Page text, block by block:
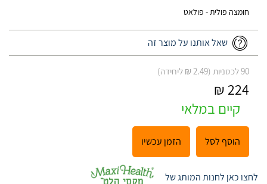
חומצה פולית - פולאט
שאל אותנו על מוצר זה
90 לכסניות (2.49 ₪ ליחידה)
224 ₪
קיים במלאי
הוסף לסל הזמן עכשיו
לחצו כאן לחנות המותג של